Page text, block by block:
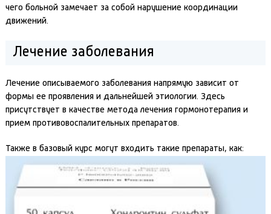
чего больной замечает за собой нарушение координации
движений.
Лечение заболевания
Лечение описываемого заболевания напрямую зависит от
формы ее проявления и дальнейшей этиологии. Здесь
присутствует в качестве метода лечения гормонотерапия и
прием противовоспалительных препаратов.
Также в базовый курс могут входить такие препараты, как: